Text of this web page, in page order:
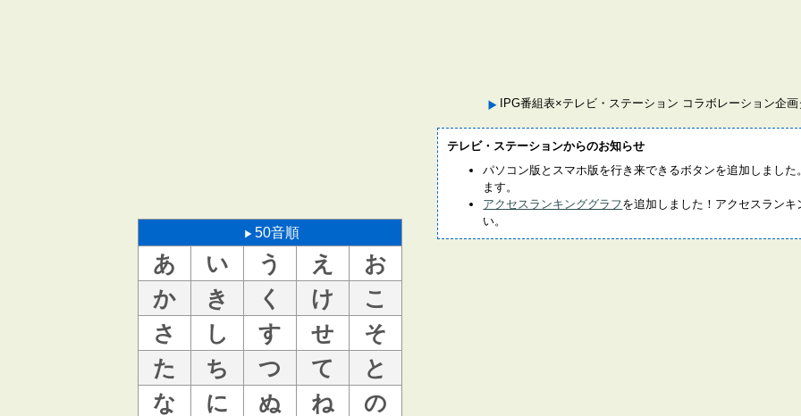
50音順
あ い う え
お
か
き く け
こ
さ
し す せ
そ
た
ち つ て
と
な
に ぬ ね
の
IPG番組表×テレビ・ステーション コラボレーション企
テレビ・ステーションからのお知らせ
パソコン版とスマホ版を行き来できるボタンを追加しまし
ます。
アクセスランキンググラフを追加しました！アクセスラン
い。